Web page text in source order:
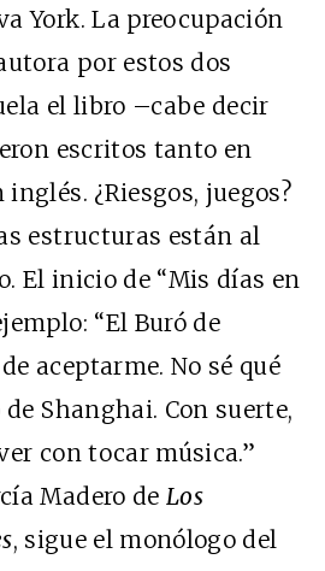
York. La preocupación
por estos dos
el libro –cabe decir
escritos tanto en
¿Riesgos, juegos?
estructuras están al
El inicio de “Mis días en
“El Buró de
aceptarme. No sé qué
de Shanghai. Con suerte,
con tocar música.”
Madero de Los
, sigue el monólogo del